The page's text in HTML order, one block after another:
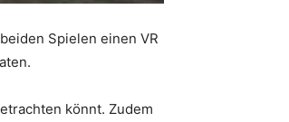
Spielen einen VR
könnt. Zudem